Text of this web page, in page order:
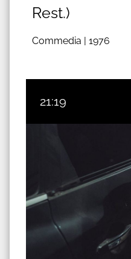
Rest.)
Commedia | 1976
21:19